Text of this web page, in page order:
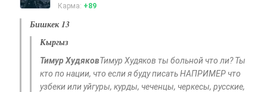
Карма: +89
Бишкек 13
Кыргыз
Тимур ХудяковТимур Худяков ты больной что ли? Ты
кто по нации, что если я буду писать НАПРИМЕР что
узбеки или уйгуры, курды, чеченцы, черкесы, русские,